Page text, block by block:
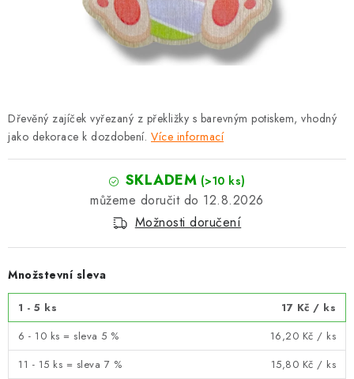
Dřevěný zajíček vyřezaný z překližky s barevným potiskem, vhodný
jako dekorace k dozdobení. Více informací
SKLADEM (>10 ks)
12.8.2026
Možnosti doručení
Množstevní sleva
1 - 5 ks 17 Kč / ks
6 - 10 ks = sleva 5 %
16,20 Kč / ks
11 - 15 ks = sleva 7 %
15,80 Kč / ks